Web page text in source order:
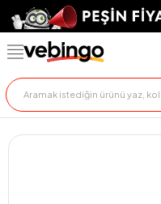
Genel Bakış Ürün Açıklaması